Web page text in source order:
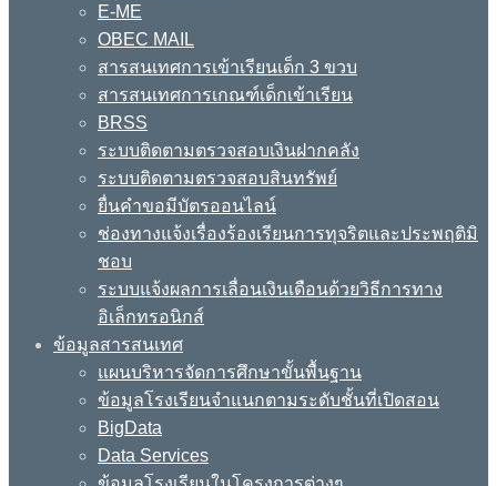
E-ME
OBEC MAIL
สารสนเทศการเข้าเรียนเด็ก 3 ขวบ
สารสนเทศการเกณฑ์เด็กเข้าเรียน
BRSS
ระบบติดตามตรวจสอบเงินฝากคลัง
ระบบติดตามตรวจสอบสินทรัพย์
ยื่นคำขอมีบัตรออนไลน์
ช่องทางแจ้งเรื่องร้องเรียนการทุจริตและประพฤติมิ
ชอบ
ระบบแจ้งผลการเลื่อนเงินเดือนด้วยวิธีการทาง
อิเล็กทรอนิกส์
ข้อมูลสารสนเทศ
แผนบริหารจัดการศึกษาขั้นพื้นฐาน
ข้อมูลโรงเรียนจำแนกตามระดับชั้นที่เปิดสอน
BigData
Data Services